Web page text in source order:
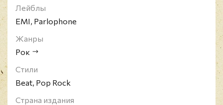
Лейблы
EMI, Parlophone
Жанры
Рок
Стили
Beat, Pop Rock
Страна издания